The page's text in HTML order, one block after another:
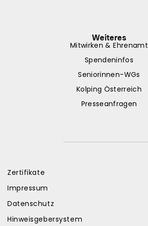
Weiteres
Mitwirken & Ehrenamt
Spendeninfos
Seniorinnen-WGs
Kolping Österreich
Presseanfragen
Zertifikate
Impressum
Datenschutz
Hinweisgebersystem